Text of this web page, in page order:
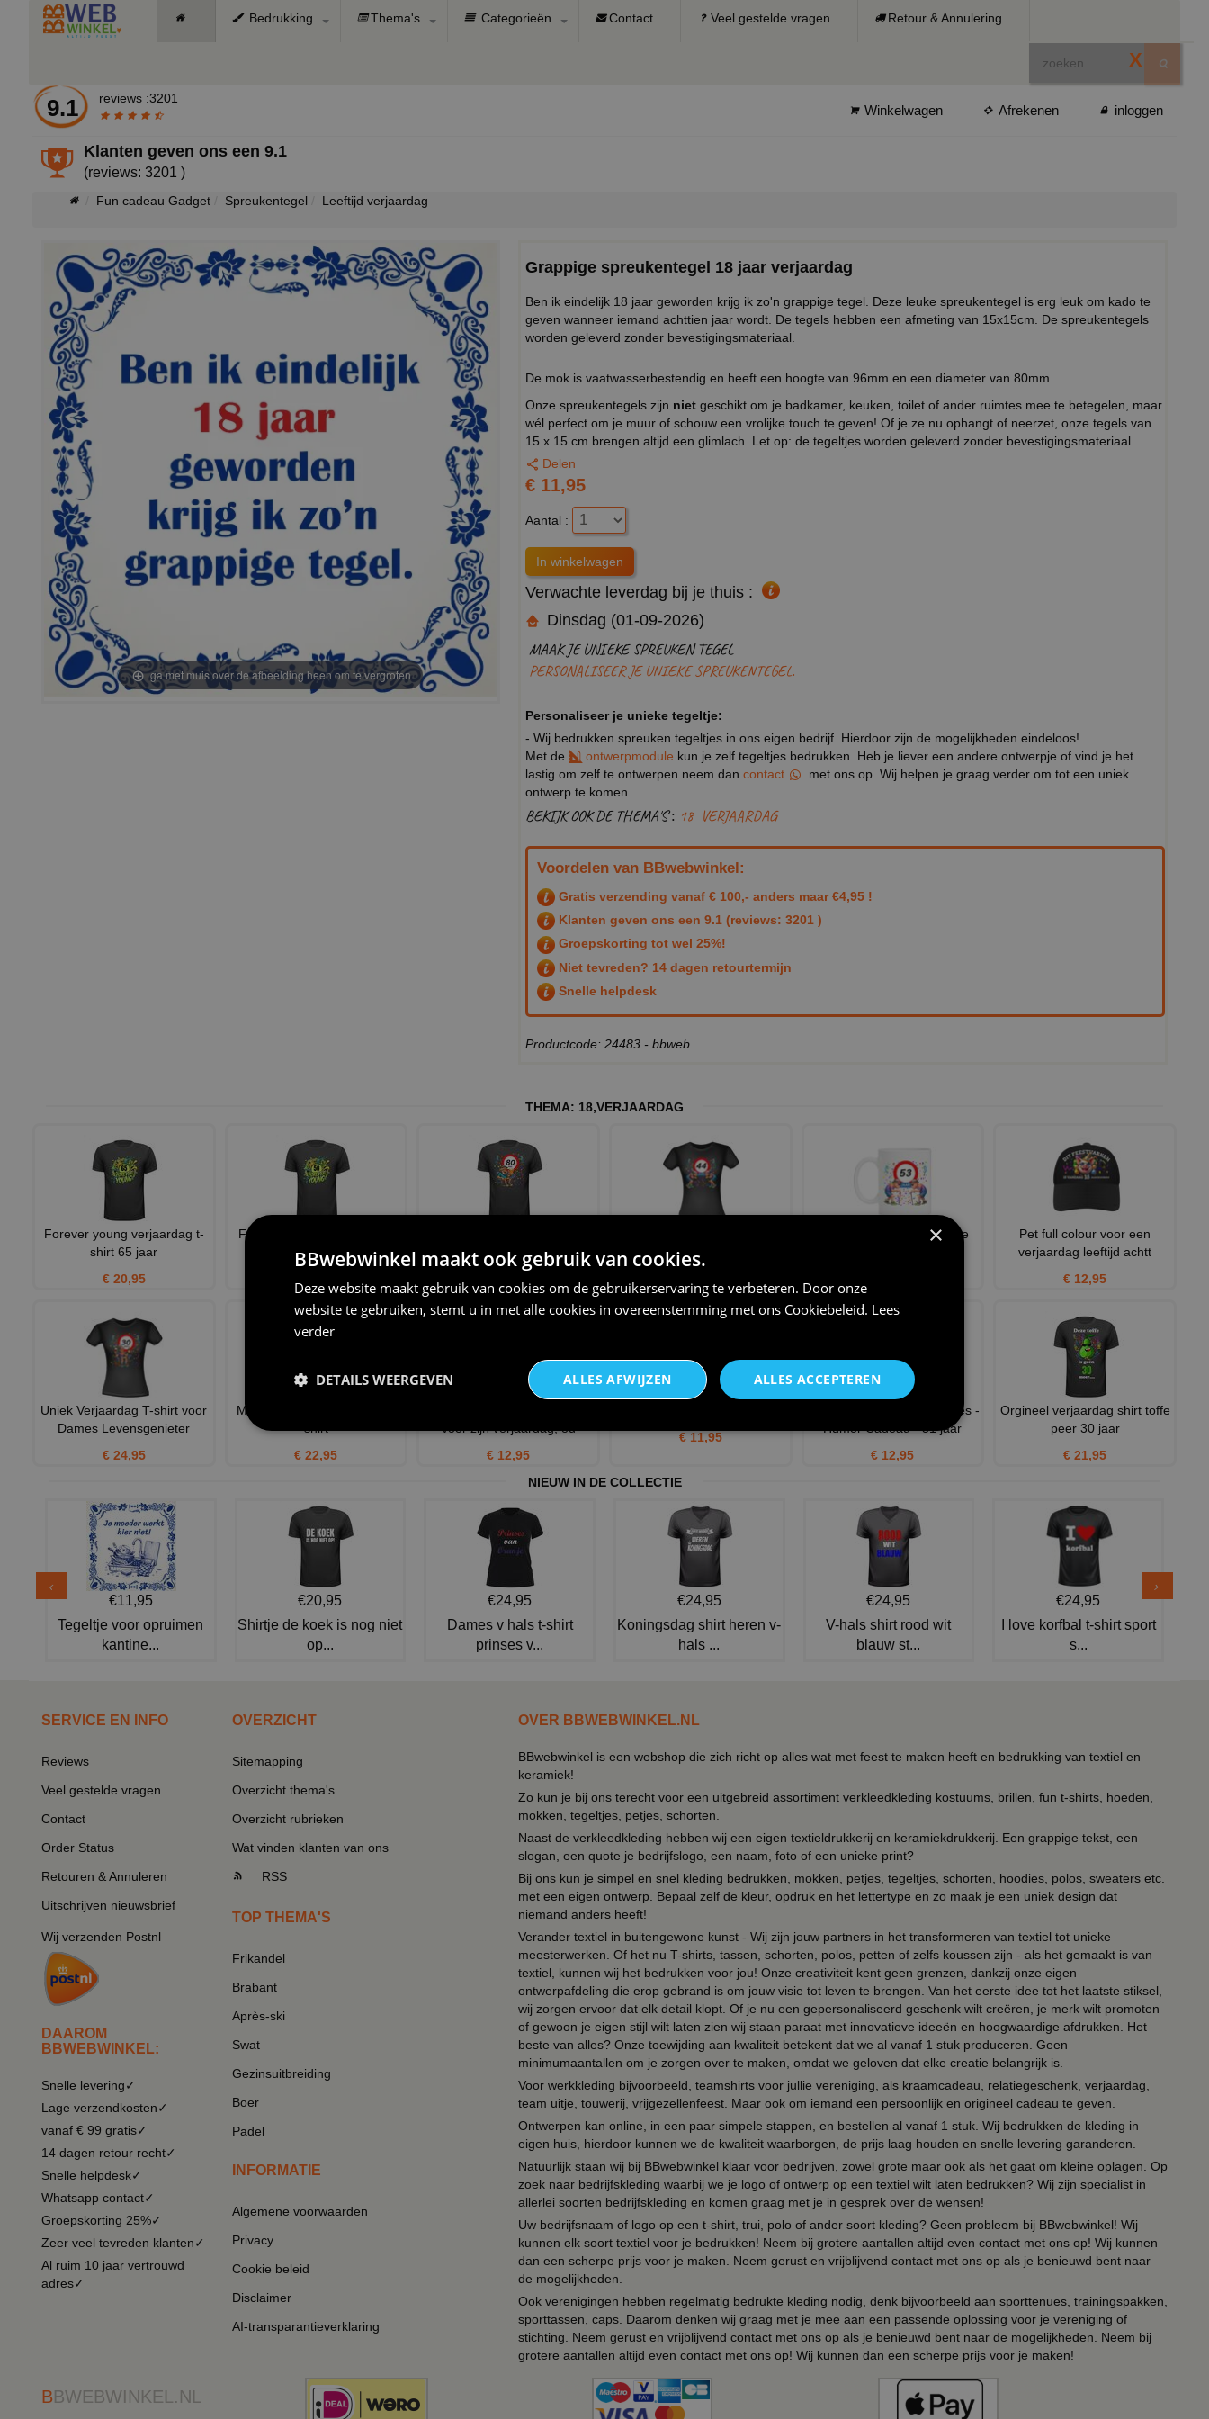
Bedrukking Thema's Categorieën Contact Veel gestelde vragen Retour & Annulering
X
9.1 reviews :3201
Winkelwagen Afrekenen inloggen
Klanten geven ons een9.1
(reviews: 3201 )
Fun cadeau Gadget Spreukentegel Leeftijd verjaardag
ga met muis over de afbeelding heen om te vergroten
Grappige spreukentegel 18 jaar verjaardag
Ben ik eindelijk 18 jaar geworden krijg ik zo'n grappige tegel. Deze leuke spreukentegel is erg leuk om kado te
geven wanneer iemand achttien jaar wordt. De tegels hebben een afmeting van 15x15cm. De spreukentegels
worden geleverd zonder bevestigingsmateriaal.
De mok is vaatwasserbestendig en heeft een hoogte van 96mm en een diameter van 80mm.
Onze spreukentegels zijn niet geschikt om je badkamer, keuken, toilet of ander ruimtes mee te betegelen, maar
wél perfect om je muur of schouw een vrolijke touch te geven! Of je ze nu ophangt of neerzet, onze tegels van
15 x 15 cm brengen altijd een glimlach. Let op: de tegeltjes worden geleverd zonder bevestigingsmateriaal.
Delen
€ 11,95
Aantal :
Verwachte leverdag bij je thuis :
Dinsdag (01-09-2026)
MAAK JE UNIEKE SPREUKEN TEGEL
PERSONALISEER JE UNIEKE SPREUKENTEGEL.
Personaliseer je unieke tegeltje:
- Wij bedrukken spreuken tegeltjes in ons eigen bedrijf. Hierdoor zijn de mogelijkheden eindeloos!
Met de
ontwerpmodule kun je zelf tegeltjes bedrukken. Heb je liever een andere ontwerpje of vind je het
lastig om zelf te ontwerpen neem dan contact
met ons op. Wij helpen je graag verder om tot een uniek
ontwerp te komen
BEKIJK OOK DE THEMA'S : 18 VERJAARDAG
Voordelen van BBwebwinkel:
Gratis verzending vanaf € 100,- anders maar €4,95 !
Klanten geven ons een 9.1 (reviews: 3201 )
Groepskorting tot wel 25%!
Niet tevreden? 14 dagen retourtermijn
Snelle helpdesk
Productcode: 24483 - bbweb
THEMA: 18,VERJAARDAG
Forever young verjaardag t-
shirt 65 jaar
€ 20,95
Forever young 50 jaar shirt
verjaardag
Humoristisch T-shirt 8
€ 24,95
voor haar, oude vrouwe
Een leuk en grappig mokje
Pet full colour voor een
verjaardag leeftijd achtt
€ 12,95
Uniek Verjaardag T-shirt voor
Dames Levensgenieter
€ 24,95
Made in 1968 Verjaardag T-
shirt
€ 22,95
voor zijn verjaardag, ou
€ 12,95
€ 11,95
Verjaardagsmok voor Dames -
Humor Cadeau - 51 jaar
€ 12,95
Orgineel verjaardag shirt toffe
peer 30 jaar
€ 21,95
NIEUW IN DE COLLECTIE
€11,95
Tegeltje voor opruimen
kantine...
€20,95
Shirtje de koek is nog niet
op...
€24,95
Dames v hals t-shirt
prinses v...
€24,95
Koningsdag shirt heren v-
hals ...
€24,95
V-hals shirt rood wit
blauw st...
€24,95
I love korfbal t-shirt sport
s...
SERVICE EN INFO
Reviews
Veel gestelde vragen
Contact
Order Status
Retouren & Annuleren
Uitschrijven nieuwsbrief
Wij verzenden Postnl
DAAROM
BBWEBWINKEL:
Snelle levering✓
Lage verzendkosten✓
vanaf € 99 gratis✓
14 dagen retour recht✓
Snelle helpdesk✓
Whatsapp contact✓
Groepskorting 25%✓
Zeer veel tevreden klanten✓
Al ruim 10 jaar vertrouwd
adres✓
OVERZICHT
Sitemapping
Overzicht thema's
Overzicht rubrieken
Wat vinden klanten van ons
RSS
TOP THEMA'S
Frikandel
Brabant
Après-ski
Swat
Gezinsuitbreiding
Boer
Padel
INFORMATIE
Algemene voorwaarden
Privacy
Cookie beleid
Disclaimer
AI-transparantieverklaring
OVER BBWEBWINKEL.NL
BBwebwinkel is een webshop die zich richt op alles wat met feest te maken heeft en bedrukking van textiel en
keramiek!
Zo kun je bij ons terecht voor een uitgebreid assortiment verkleedkleding kostuums, brillen, fun t-shirts, hoeden,
mokken, tegeltjes, petjes, schorten.
Naast de verkleedkleding hebben wij een eigen textieldrukkerij en keramiekdrukkerij. Een grappige tekst, een
slogan, een quote je bedrijfslogo, een naam, foto of een unieke print?
Bij ons kun je simpel en snel kleding bedrukken, mokken, petjes, tegeltjes, schorten, hoodies, polos, sweaters etc.
met een eigen ontwerp. Bepaal zelf de kleur, opdruk en het lettertype en zo maak je een uniek design dat
niemand anders heeft!
Verander textiel in buitengewone kunst - Wij zijn jouw partners in het transformeren van textiel tot unieke
meesterwerken. Of het nu T-shirts, tassen, schorten, polos, petten of zelfs koussen zijn - als het gemaakt is van
textiel, kunnen wij het bedrukken voor jou! Onze creativiteit kent geen grenzen, dankzij onze eigen
ontwerpafdeling die erop gebrand is om jouw visie tot leven te brengen. Van het eerste idee tot het laatste stiksel,
wij zorgen ervoor dat elk detail klopt. Of je nu een gepersonaliseerd geschenk wilt creëren, je merk wilt promoten
of gewoon je eigen stijl wilt laten zien wij staan paraat met innovatieve ideeën en hoogwaardige afdrukken. Het
beste van alles? Onze toewijding aan kwaliteit betekent dat we al vanaf 1 stuk produceren. Geen
minimumaantallen om je zorgen over te maken, omdat we geloven dat elke creatie belangrijk is.
Voor werkkleding bijvoorbeeld, teamshirts voor jullie vereniging, als kraamcadeau, relatiegeschenk, verjaardag,
team uitje, touwerij, vrijgezellenfeest. Maar ook om iemand een persoonlijk en origineel cadeau te geven.
Ontwerpen kan online, in een paar simpele stappen, en bestellen al vanaf 1 stuk. Wij bedrukken de kleding in
eigen huis, hierdoor kunnen we de kwaliteit waarborgen, de prijs laag houden en snelle levering garanderen.
Natuurlijk staan wij bij BBwebwinkel klaar voor bedrijven, zowel grote maar ook als het gaat om kleine oplagen. Op
zoek naar bedrijfskleding waarbij we je logo of ontwerp op een textiel wilt laten bedrukken? Wij zijn specialist in
allerlei soorten bedrijfskleding en komen graag met je in gesprek over de wensen!
Uw bedrijfsnaam of logo op een t-shirt, trui, polo of ander soort kleding? Geen probleem bij BBwebwinkel! Wij
kunnen elk soort textiel voor je bedrukken! Neem bij grotere aantallen altijd even contact met ons op! Wij kunnen
dan een scherpe prijs voor je maken. Neem gerust en vrijblijvend contact met ons op als je benieuwd bent naar
de mogelijkheden.
Ook verenigingen hebben regelmatig bedrukte kleding nodig, denk bijvoorbeeld aan sporttenues, trainingspakken,
sporttassen, caps. Daarom denken wij graag met je mee aan een passende oplossing voor je vereniging of
stichting. Neem gerust en vrijblijvend contact met ons op als je benieuwd bent naar de mogelijkheden. Neem bij
grotere aantallen altijd even contact met ons op! Wij kunnen dan een scherpe prijs voor je maken!
BBWEBWINKEL.NL
×
BBwebwinkel maakt ook gebruik van cookies.
Deze website maakt gebruik van cookies om de gebruikerservaring te verbeteren. Door onze
website te gebruiken, stemt u in met alle cookies in overeenstemming met ons Cookiebeleid. Lees
verder
ALLES ACCEPTEREN
ALLES AFWIJZEN
DETAILS WEERGEVEN